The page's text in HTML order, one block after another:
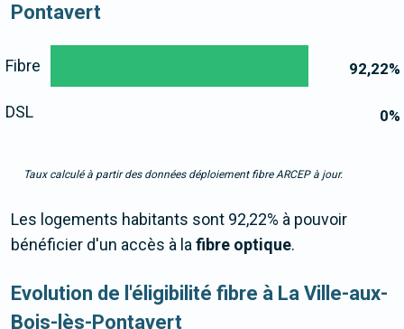
Pontavert
92,22%
0%
Fibre
DSL
Taux calculé à partir des données déploiement fibre ARCEP à jour.
Les logements habitants sont 92,22% à pouvoir
bénéficier d'un accès à lafibre optique.
Evolution de l'éligibilité fibre à La Ville-aux-
Bois-lès-Pontavert